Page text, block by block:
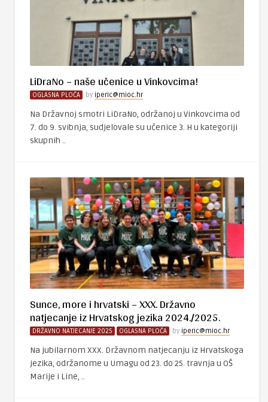
LiDraNo – naše učenice u Vinkovcima!
OGLASNA PLOČA by iperic@mioc.hr
Na Državnoj smotri LiDraNo, održanoj u Vinkovcima od
7. do 9. svibnja, sudjelovale su učenice 3. H u kategoriji
skupnih ..
Sunce, more i hrvatski – XXX. Državno
natjecanje iz Hrvatskog jezika 2024./2025.
DRŽAVNO NATJECANJE 2025 OGLASNA PLOČA by iperic@mioc.hr
Na jubilarnom XXX. Državnom natjecanju iz Hrvatskoga
jezika, održanome u Umagu od 23. do 25. travnja u OŠ
Marije i Line, ..